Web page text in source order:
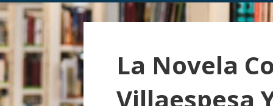
n
t
e
n
i
d
La Novela
Villaespesa